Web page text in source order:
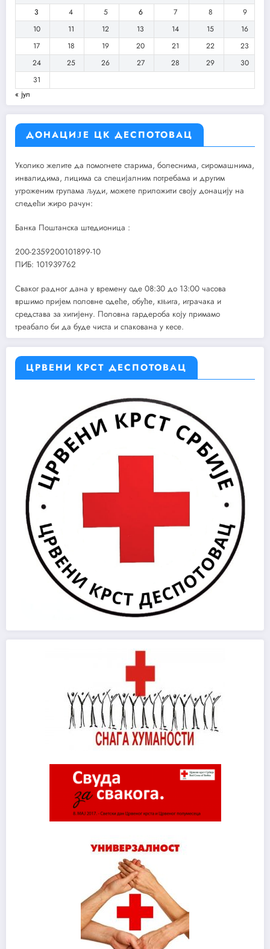
3
4 5 6 7 8
9
10
11 12 13 14 15
16
17
18 19 20 21 22
23
24
25 26 27 28 29
30
31
« јул
ДОНАЦИЈЕ ЦК ДЕСПОТОВАЦ
Уколико желите да помогнете старима, болеснима, сиромашнима,
инвалидима, лицима са специјалним потребама и другим
угроженим групама људи, можете приложити своју донацију на
следећи жиро рачун:
Банка Поштанска штедионица :
200-2359200101899-10
ПИБ: 101939762
Сваког радног дана у времену оде 08:30 до 13:00 часова
вршимо пријем половне одеће, обуће, књига, играчака и
средстава за хигијену. Половна гардероба коју примамо
треабало би да буде чиста и спакована у кесе.
ЦРВЕНИ КРСТ ДЕСПОТОВАЦ